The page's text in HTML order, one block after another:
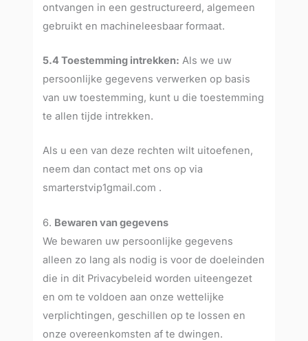
ontvangen in een gestructureerd, algemeen
gebruikt en machineleesbaar formaat.
5.4 Toestemming intrekken: Als we uw
persoonlijke gegevens verwerken op basis
van uw toestemming, kunt u die toestemming
te allen tijde intrekken.
Als u een van deze rechten wilt uitoefenen,
neem dan contact met ons op via
smarterstvip1gmail.com .
6. Bewaren van gegevens
We bewaren uw persoonlijke gegevens
alleen zo lang als nodig is voor de doeleinden
die in dit Privacybeleid worden uiteengezet
en om te voldoen aan onze wettelijke
verplichtingen, geschillen op te lossen en
onze overeenkomsten af te dwingen.